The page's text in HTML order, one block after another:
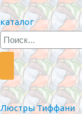
каталог
Люстры Тиффани